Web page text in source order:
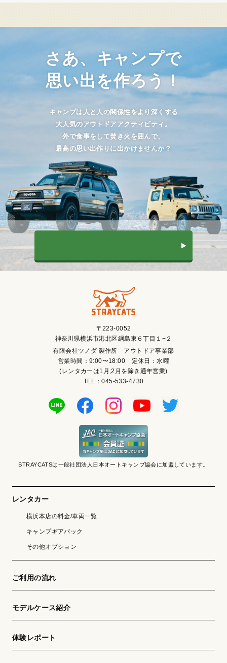
さあ、キャンプで
思い出を作ろう！
キャンプは人と人の関係性をより深くする
大人気のアウトドアアクティビティ。
外で食事をして焚き火を囲んで、
最高の思い出作りに出かけませんか？
〒223-0052
神奈川県横浜市港北区綱島東６丁目１−２
有限会社ツノダ 製作所 アウトドア事業部
営業時間：9:00〜18:00 定休日：水曜
(レンタカーは1月,2月を除き通年営業)
TEL：045-533-4730
STRAYCATSは一般社団法人日本オートキャンプ協会に加盟しています。
レンタカー
横浜本店の料金/車両一覧
キャンプギアパック
その他オプション
ご利用の流れ
モデルケース紹介
体験レポート